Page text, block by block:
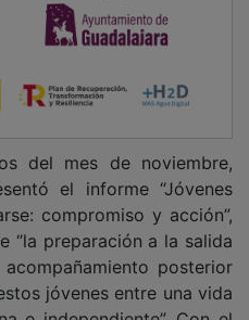
el informe “Jóvenes
compromiso y acción”,
“la preparación a la salida
posterior
jóvenes entre una vida
e independiente”. Con el